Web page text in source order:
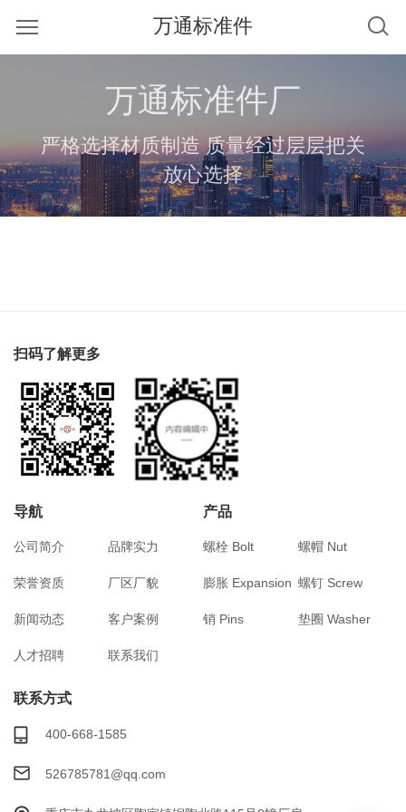
万通标准件
万通标准件厂
严格选择材质制造 质量经过层层把关
放心选择
扫码了解更多
导航
公司简介 品牌实力
荣誉资质 厂区厂貌
新闻动态 客户案例
人才招聘 联系我们
产品
螺栓 Bolt 螺帽 Nut
膨胀 Expansion 螺钉 Screw
销 Pins 垫圈 Washer
联系方式
400-668-1585
526785781@qq.com